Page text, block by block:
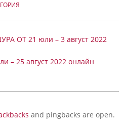
ОТ 21 юли – 3 август 2022
– 25 август 2022 онлайн
and pingbacks are open.